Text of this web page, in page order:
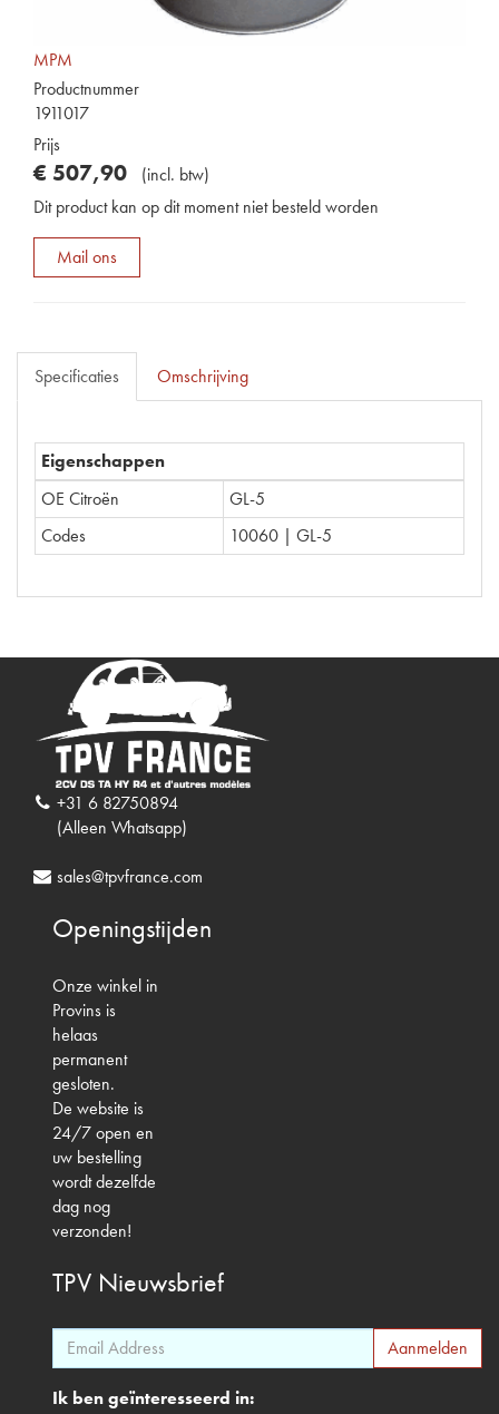
MPM
Productnummer
1911017
Prijs
€ 507,90 (incl. btw)
Dit product kan op dit moment niet besteld worden
Mail ons
Specificaties Omschrijving
Eigenschappen
OE Citroën
GL-5
Codes
10060 | GL-5
+31 6 82750894
(Alleen Whatsapp)
sales@tpvfrance.com
Openingstijden
Onze winkel in
Provins is
helaas
permanent
gesloten.
De website is
24/7 open en
uw bestelling
wordt dezelfde
dag nog
verzonden!
TPV Nieuwsbrief
Ik ben geïnteresseerd in: